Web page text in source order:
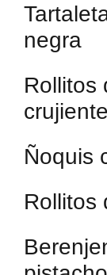
negra
Rollitos
Ñoquis
Rollitos